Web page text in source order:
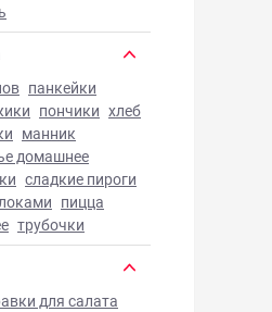
панкейки
пончики хлеб
манник
домашнее
сладкие пироги
пицца
трубочки
для салата